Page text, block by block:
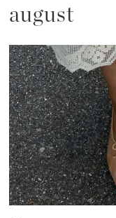
august